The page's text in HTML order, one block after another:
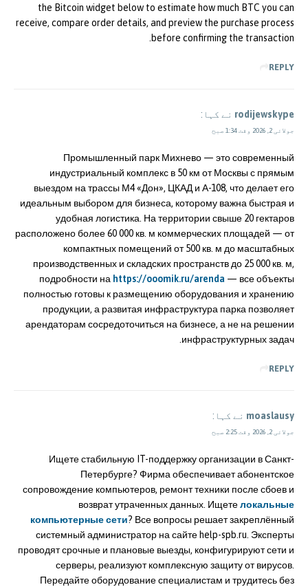
the Bitcoin widget below to estimate how much BTC you can
receive, compare order details, and preview the purchase process
before confirming the transaction.
REPLY
rodijewskype نے کہا:
جولائی 2, 2026 وقت 1:34 صبح
Промышленный парк Михнево — это современный
индустриальный комплекс в 50 км от Москвы с прямым
выездом на трассы М4 «Дон», ЦКАД и А-108, что делает его
идеальным выбором для бизнеса, которому важна быстрая и
удобная логистика. На территории свыше 20 гектаров
расположено более 60 000 кв. м коммерческих площадей — от
компактных помещений от 500 кв. м до масштабных
производственных и складских пространств до 25 000 кв. м,
подробности на https://ooomik.ru/arenda — все объекты
полностью готовы к размещению оборудования и хранению
продукции, а развитая инфраструктура парка позволяет
арендаторам сосредоточиться на бизнесе, а не на решении
инфраструктурных задач.
REPLY
moaslausy نے کہا:
جولائی 2, 2026 وقت 2:25 صبح
Ищете стабильную IT-поддержку организации в Санкт-
Петербурге? Фирма обеспечивает абонентское
сопровождение компьютеров, ремонт техники после сбоев и
возврат утраченных данных. Ищетелокальные
компьютерные сети? Все вопросы решает закреплённый
системный администратор на сайте help-spb.ru. Эксперты
проводят срочные и плановые выезды, конфигурируют сети и
серверы, реализуют комплексную защиту от вирусов.
Передайте оборудование специалистам и трудитесь без